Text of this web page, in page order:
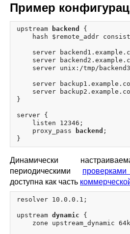
Пример
upstream backend
{
hash $remote_addr
server
server
server unix:/tmp/
server
server
}
server {
    listen 12346;
    proxy_pass
backend ;
Динамически
периодическими
доступна как часть
resolver 10.0.0.1;
upstream dynamic {
zone upstream_dynamic